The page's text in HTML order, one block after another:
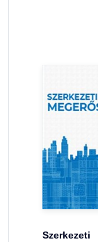
Szerkezeti